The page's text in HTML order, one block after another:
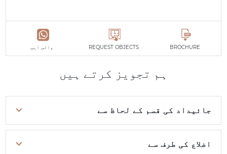
BROCHURE
REQUEST OBJECTS واٹس ایپ
ہم تجویز کرتے ہیں
جائیداد کی قسم کے لحاظ سے
اضلاع کی طرف سے